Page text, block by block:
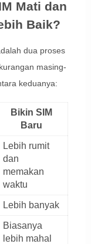
Mati dan
Baik?
dua proses
masing-
keduanya:
Bikin SIM
Baru
Lebih rumit
dan
memakan
waktu
Lebih banyak
Biasanya
lebih mahal